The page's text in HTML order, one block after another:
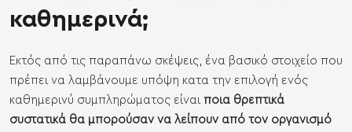
καθημερινά;
Εκτός από τις παραπάνω σκέψεις, ένα βασικό στοιχείο που
πρέπει να λαμβάνουμε υπόψη κατα την επιλογή ενός
καθημερινύ συμπληρώματος είναι ποια θρεπτικά
συστατικά θα μπορούσαν να λείπουν από τον οργανισμό